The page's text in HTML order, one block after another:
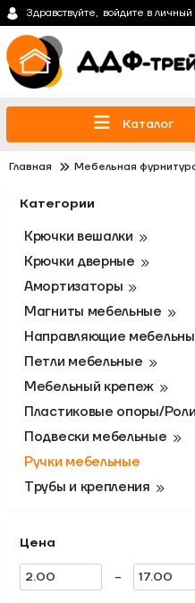
Здравствуйте, войдите в личный
Каталог
Главная Мебельная
Категории
Крючки вешалки
Крючки дверные
Амортизаторы
Магниты мебельные
Направляющие
Петли мебельные
Мебельный крепеж
Пластиковые опоры/
Подвески мебельные
Ручки мебельные
Трубы и крепления
Цена
-